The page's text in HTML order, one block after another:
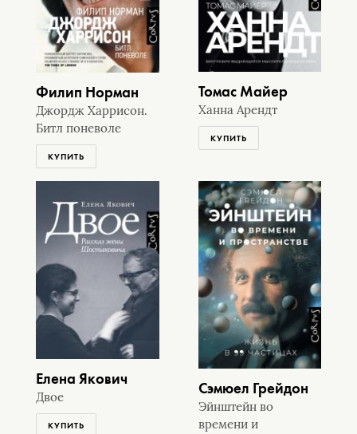
Филип Норман
Джордж Харрисон.
Битл поневоле
КУПИТЬ
Томас Майер
Ханна Арендт
КУПИТЬ
Елена Якович
Двое
КУПИТЬ
Сэмюел Грейдон
Эйнштейн во
времени и